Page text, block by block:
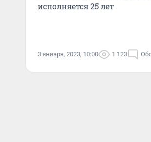
исполняется 25 лет
3 января, 2023, 10:00 1 123